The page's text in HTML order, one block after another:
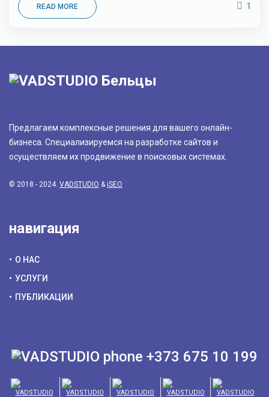
READ MORE 1
Предлагаем комплексные решения для вашего онлайн-
бизнеса. Специализируемся на разработке сайтов и
осуществляем их продвижение в поисковых системах.
© 2018 - 2024. VADSTUDIO & iSEO
навигация
О НАС
УСЛУГИ
ПУБЛИКАЦИИ
+373 675 10 199